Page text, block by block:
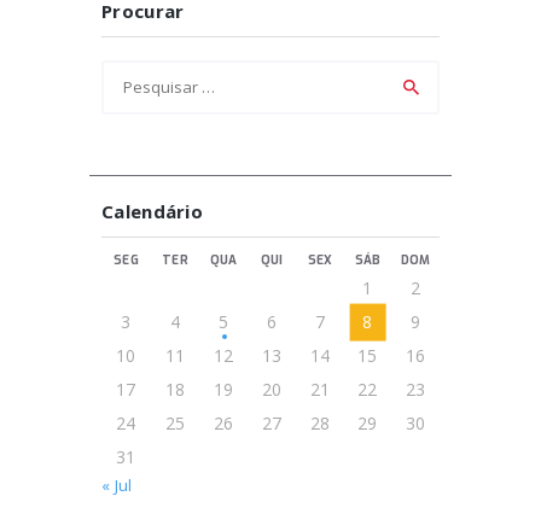
Procurar
por:
Calendário
SEG TER QUA QUI SEX SÁB DOM
1
2
3
4 5 6 7 8
9
10
11 12 13 14 15
16
17
18 19 20 21 22
23
24
25 26 27 28 29
30
31
« Jul